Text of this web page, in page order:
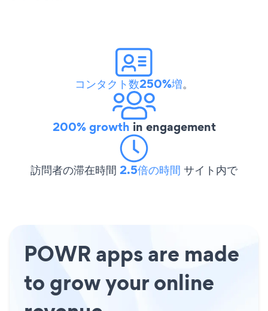
コンタクト数250%増。
200% growth in engagement
訪問者の滞在時間 2.5倍の時間 サイト内で
POWR apps are made
to grow your online